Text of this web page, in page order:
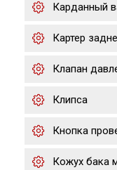
Карданный
Картер
Клапан
Клипса
Кнопка
Кожух бака